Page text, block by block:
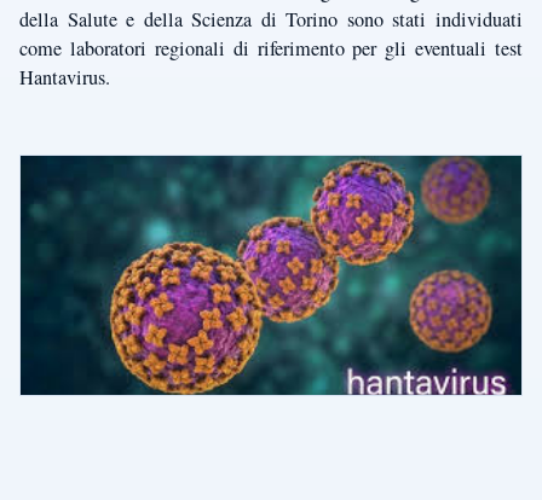
della Salute e della Scienza di Torino sono stati individuati
come laboratori regionali di riferimento per gli eventuali test
Hantavirus.